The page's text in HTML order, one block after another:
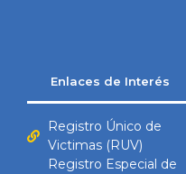
Enlaces de Interés
Registro Único de
Victimas (RUV)
Registro Especial de